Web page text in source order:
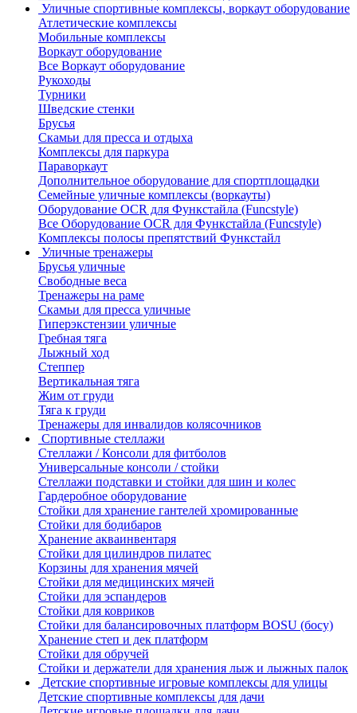
Уличные спортивные комплексы, воркаут оборудование
Атлетические комплексы
Мобильные комплексы
Воркаут оборудование
Все Воркаут оборудование
Рукоходы
Турники
Шведские стенки
Брусья
Скамьи для пресса и отдыха
Комплексы для паркура
Параворкаут
Дополнительное оборудование для спортплощадки
Семейные уличные комплексы (воркауты)
Оборудование OCR для Функстайла (Funcstyle)
Все Оборудование OCR для Функстайла (Funcstyle)
Комплексы полосы препятствий Функстайл
Уличные тренажеры
Брусья уличные
Свободные веса
Тренажеры на раме
Скамьи для пресса уличные
Гиперэкстензии уличные
Гребная тяга
Лыжный ход
Степпер
Вертикальная тяга
Жим от груди
Тяга к груди
Тренажеры для инвалидов колясочников
Спортивные стеллажи
Стеллажи / Консоли для фитболов
Универсальные консоли / стойки
Стеллажи подставки и стойки для шин и колес
Гардеробное оборудование
Стойки для хранение гантелей хромированные
Стойки для бодибаров
Хранение акваинвентаря
Стойки для цилиндров пилатес
Корзины для хранения мячей
Стойки для медицинских мячей
Стойки для эспандеров
Стойки для ковриков
Стойки для балансировочных платформ BOSU (босу)
Хранение степ и дек платформ
Стойки для обручей
Стойки и держатели для хранения лыж и лыжных палок
Детские спортивные игровые комплексы для улицы
Детские спортивные комплексы для дачи